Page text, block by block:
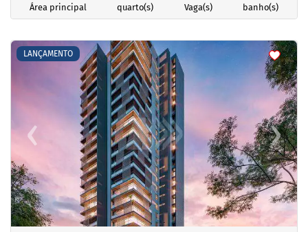
Área principal
quarto(s)
Vaga(s)
banho(s)
LANÇAMENTO
< <<<
‹Previous ›Next